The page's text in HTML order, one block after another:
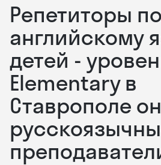
Репетиторы по
английскому
детей -
Elementary в
Ставрополе
Skysmart Chat